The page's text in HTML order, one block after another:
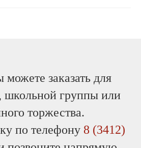
можете заказать для
школьной группы или
торжества.
по телефону 8 (3412)